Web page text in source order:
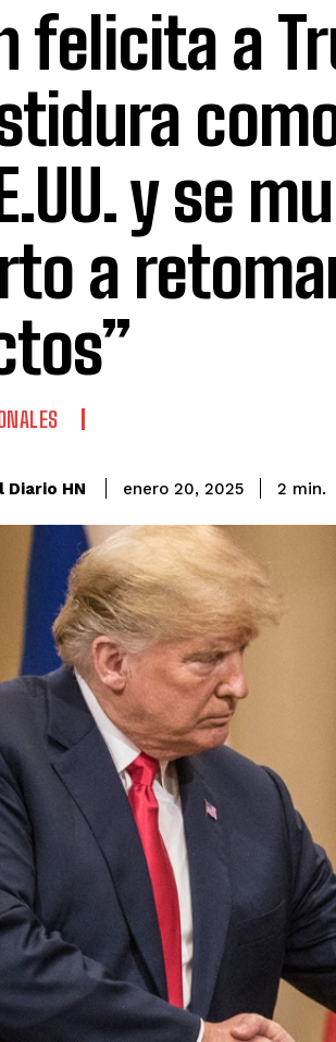
felicita a
y se
a
Diario HN enero 20, 2025 2 min.